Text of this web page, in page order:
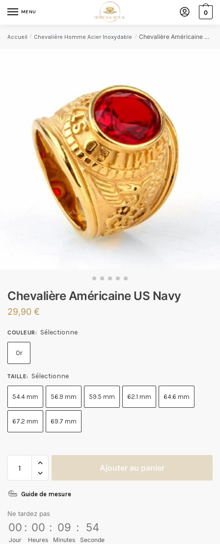
MENU 0
Accueil / Chevalière Homme Acier Inoxydable / Chevalière Américaine US Navy
Chevalière Américaine US Navy
29,90 €
COULEUR: Sélectionne
Or
TAILLE: Sélectionne
54.4 mm 56.9 mm 59.5 mm 62.1 mm 64.6 mm
67.2 mm 69.7 mm
Ajouter au panier
Guide de mesure
Ne tardez pas
00
Jour
: 00
Heures
: 09
Minutes
: 54
Seconde